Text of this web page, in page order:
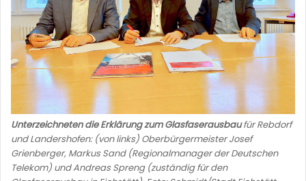
Unterzeichneten die Erklärung zum Glasfaserausbaufür Rebdorf
und Landershofen: (von links) Oberbürgermeister Josef
Grienberger, Markus Sand (Regionalmanager der Deutschen
Telekom) und Andreas Spreng (zuständig für den